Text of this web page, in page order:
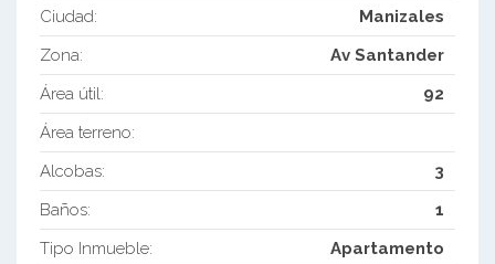
Ciudad:
Manizales
Zona:
Av Santander
Área útil:
92
Área terreno:
Alcobas:
3
Baños:
1
Tipo Inmueble:
Apartamento